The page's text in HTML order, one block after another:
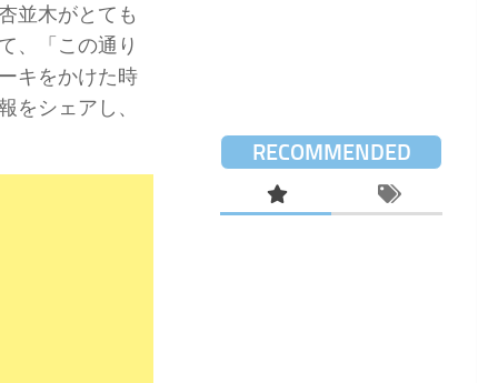
並木がとても
、「この通り
キをかけた時
をシェアし、
RECOMMENDED